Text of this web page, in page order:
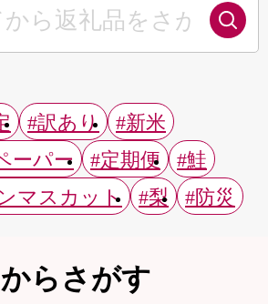
#訳あり
#新米
ーパー
#定期便
#鮭
マスカット #梨 #防災
らさがす